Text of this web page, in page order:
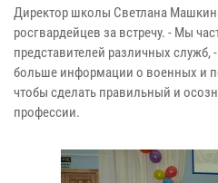
Директор школы Светлана
росгвардейцев за встречу. - Мы
представителей различных служб,
больше информации о военных и
чтобы сделать правильный и
профессии.